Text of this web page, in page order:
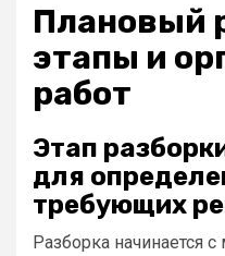
Плановый
этапы и
работ
Этап
для
требующих
Разборка начинается